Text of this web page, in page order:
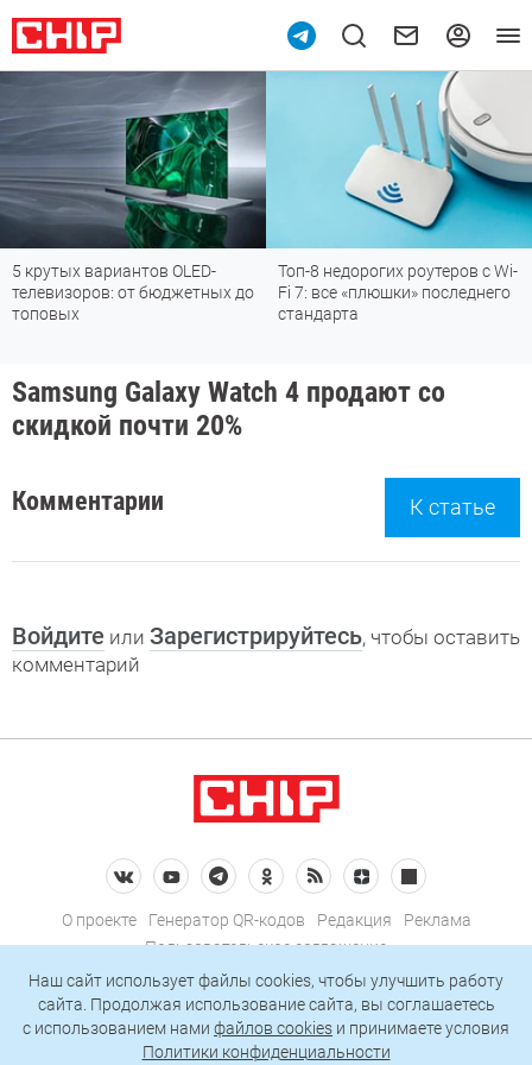
5 крутых вариантов OLED-
телевизоров: от бюджетных до
топовых
Топ-8 недорогих роутеров с Wi-
Fi 7: все «плюшки» последнего
стандарта
Samsung Galaxy Watch 4 продают со
скидкой почти 20%
Комментарии К статье
Войдите или Зарегистрируйтесь, чтобы оставить
комментарий
О проекте Генератор QR-кодов Редакция
Реклама
Пользовательское соглашение
Политика конфиденциальности
Подписаться на рассылку
Наш сайт использует файлы cookies, чтобы улучшить работу
сайта. Продолжая использование сайта, вы соглашаетесь
c использованием нами файлов cookies и принимаете условия
Политики конфиденциальности